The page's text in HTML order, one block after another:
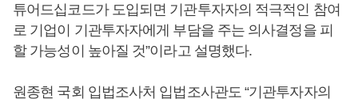
튜어드십코드가 도입되면 기관투자자의 적극적인 참여
로 기업이 기관투자자에게 부담을 주는 의사결정을 피
할 가능성이 높아질 것”이라고 설명했다.
원종현 국회 입법조사처 입법조사관도 “기관투자자의